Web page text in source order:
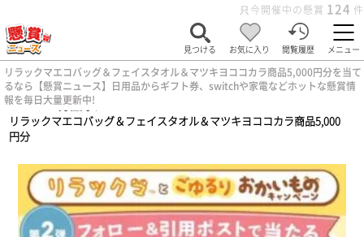
只今開催中の懸賞 124 件
見つける お気に入り 閲覧履歴 メニュー
リラックマエコバッグ＆フェイスタオル＆マツキヨココカラ商品5,000円分を当て
るなら【懸賞ニュース】日用品からギフト券、switchや家電などホットな懸賞情
報を毎日大量更新中!
ホーム > 男性向け
リラックマエコバッグ＆フェイスタオル＆マツキヨココカラ商品5,000
円分